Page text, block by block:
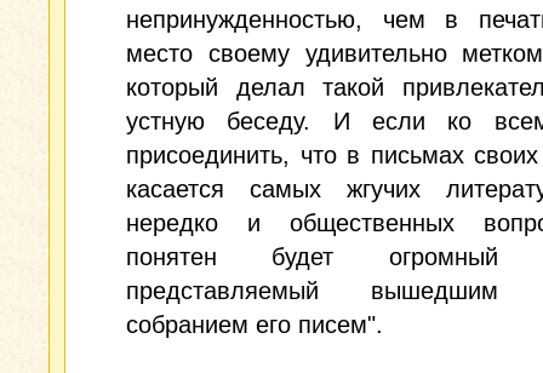
непринужденностью, чем в
место своему удивительно
который делал такой
устную беседу. И если ко
присоединить, что в письмах своих
касается самых жгучих
нередко и общественных
понятен будет огромный
представляемый вышедшим
собранием его писем".